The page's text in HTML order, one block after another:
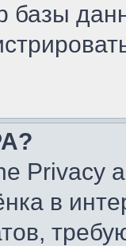
базы
Privacy
в